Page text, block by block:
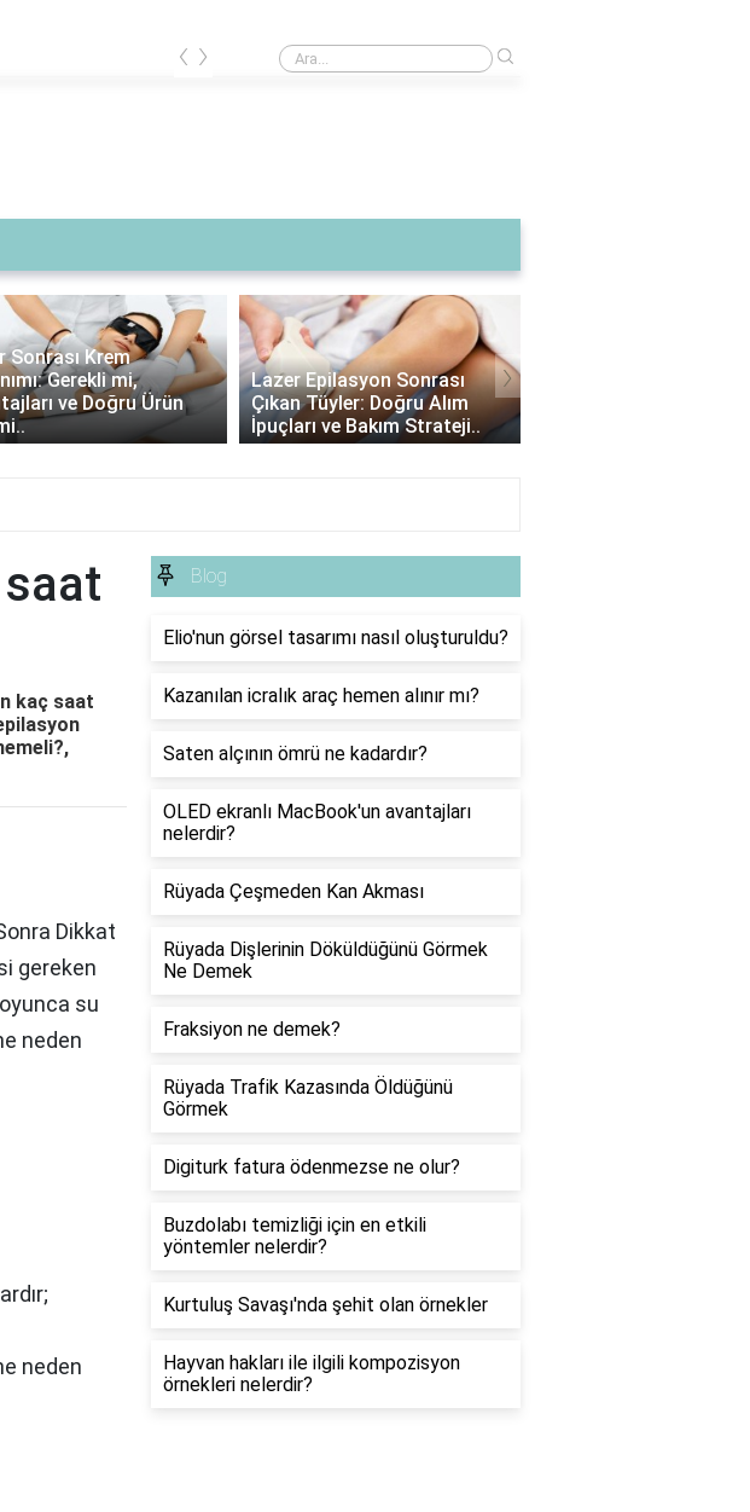
Tatlı kaşığı üzerindeki çikolatalı sos nasıl yapılır?
‹ ›
Sonrası Krem
Gerekli mi,
ve Doğru Ürün
Lazer Epilasyon Sonrası
Çıkan Tüyler: Doğru Alım
İpuçları ve Bakım Strateji..
›
kaç saat
Dikkat
gereken
su
neden
neden
Blog
Elio'nun görsel tasarımı nasıl oluşturuldu?
Kazanılan icralık araç hemen alınır mı?
Saten alçının ömrü ne kadardır?
OLED ekranlı MacBook'un avantajları
nelerdir?
Rüyada Çeşmeden Kan Akması
Rüyada Dişlerinin Döküldüğünü Görmek
Ne Demek
Fraksiyon ne demek?
Rüyada Trafik Kazasında Öldüğünü
Görmek
Digiturk fatura ödenmezse ne olur?
Buzdolabı temizliği için en etkili
yöntemler nelerdir?
Kurtuluş Savaşı'nda şehit olan örnekler
Hayvan hakları ile ilgili kompozisyon
örnekleri nelerdir?